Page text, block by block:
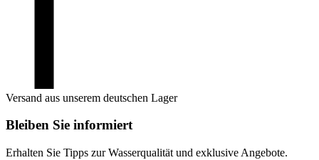
Versand aus unserem deutschen Lager
Bleiben Sie informiert
Erhalten Sie Tipps zur Wasserqualität und exklusive Angebote.